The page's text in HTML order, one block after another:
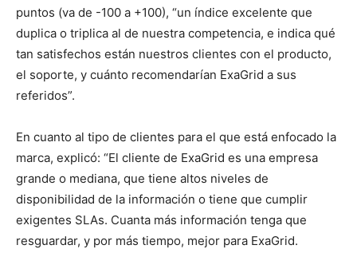
puntos (va de -100 a +100), “un índice excelente que
duplica o triplica al de nuestra competencia, e indica qué
tan satisfechos están nuestros clientes con el producto,
el soporte, y cuánto recomendarían ExaGrid a sus
referidos”.
En cuanto al tipo de clientes para el que está enfocado la
marca, explicó: “El cliente de ExaGrid es una empresa
grande o mediana, que tiene altos niveles de
disponibilidad de la información o tiene que cumplir
exigentes SLAs. Cuanta más información tenga que
resguardar, y por más tiempo, mejor para ExaGrid.